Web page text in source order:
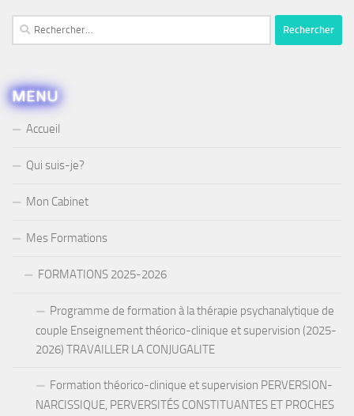
Rechercher :
MENU
Accueil
Qui suis-je?
Mon Cabinet
Mes Formations
FORMATIONS 2025-2026
Programme de formation à la thérapie psychanalytique de
couple Enseignement théorico-clinique et supervision (2025-
2026) TRAVAILLER LA CONJUGALITE
Formation théorico-clinique et supervision PERVERSION-
NARCISSIQUE, PERVERSITÉS CONSTITUANTES ET PROCHES